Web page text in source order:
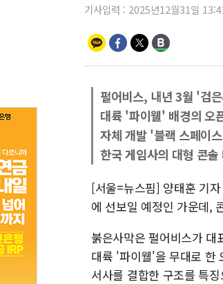
기사입력 : 2025년12월31일
펄어비스, 내년 3월 '검
대륙 '파이웰' 배경의 오
자체 개발 '블랙 스페이
한국 게임사의 대형 콘
[서울=뉴스핌] 양태훈 기
에 선보일 예정인 가운데,
붉은사막은 펄어비스가
대륙 '파이웰'을 무대로 한
서사를 결합한 구조를 특